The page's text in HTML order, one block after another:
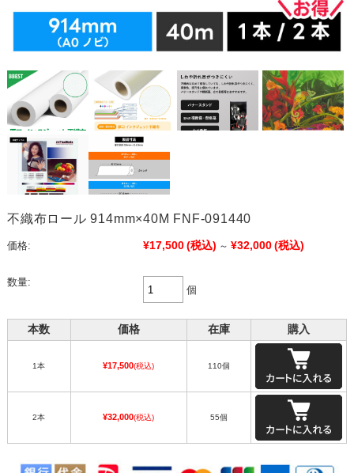
不織布ロール 914mm×40M FNF-091440
価格: ¥17,500(税込) ～ ¥32,000(税込)
数量:
個
本数 価格 在庫 購入
1本 ¥17,500(税込) 110個
2本 ¥32,000(税込) 55個